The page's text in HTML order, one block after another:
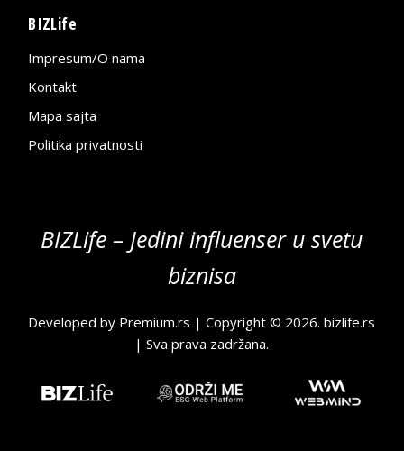
BIZLife
Impresum/O nama
Kontakt
Mapa sajta
Politika privatnosti
BIZLife – Jedini influenser u svetu
biznisa
Developed by Premium.rs | Copyright © 2026.bizlife.rs
| Sva prava zadržana.